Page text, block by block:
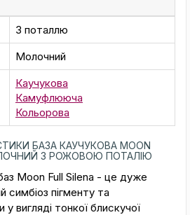
З поталлю
Молочний
Каучукова
Камуфлююча
Кольорова
БАЗА КАУЧУКОВА MOON
З РОЖОВОЮ ПОТАЛІЮ
Moon Full Silena - це дуже
симбіоз пігменту та
вигляді тонкої блискучої